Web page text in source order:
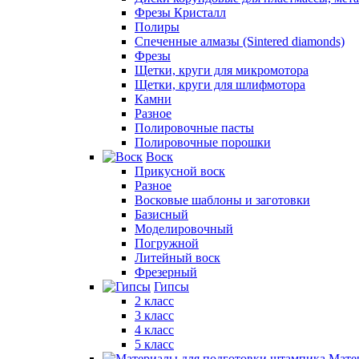
Фрезы Кристалл
Полиры
Спеченные алмазы (Sintered diamonds)
Фрезы
Щетки, круги для микромотора
Щетки, круги для шлифмотора
Камни
Разное
Полировочные пасты
Полировочные порошки
Воск
Прикусной воск
Разное
Восковые шаблоны и заготовки
Базисный
Моделировочный
Погружной
Литейный воск
Фрезерный
Гипсы
2 класс
3 класс
4 класс
5 класс